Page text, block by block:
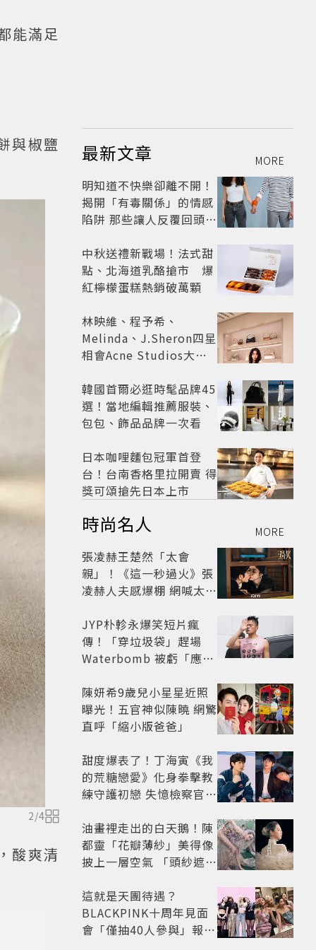
能滿足
與椒鹽
2/4
酸爽清
最新文章 MORE
明知道不快樂卻離不開！
揭開「有毒關係」的情感
陷阱 那些讓人反覆回頭的
戒？
中秋送禮新戰場！法式甜
點、北海道乳酪搶市 爆
紅檸檬蛋糕熱銷破萬顆
林映維、程予希、
Melinda、J.Sheron四星
相會Acne Studios大曬
韓國首爾必逛時髦品牌45
選！當地編輯推薦服裝、
包包、飾品品牌一次看
日本咖哩麵包冠軍首登
台！台南香格里拉開賣 得
獎可頌搶先日本上市
時尚名人 MORE
張凌赫王楚然「太會
親」！《這一秒過火》張
凌赫人夫感爆棚 網喊太有
JYP朴軫永爆笑短片瘋
傳！「穿垃圾袋」趕場
Waterbomb 被虧「應該
陳妍希9歲兒小星星近照
曝光！五官神似陳曉 網驚
直呼「縮小版爸爸」
甜度爆表了！丁海寅《我
的荒糖戀愛》化身拳擊教
練守護初戀 失憶檢察官×
劇
油畫裡走出的白天鵝！陳
都靈「花瓣薄紗」美得像
披上一層空氣 「頭紗遮
太仙
這就是天團待遇？
BLACKPINK十周年見面
會「僅抽40人參與」報名